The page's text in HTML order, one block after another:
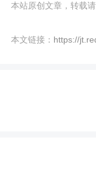
本站原创文章，转载请
本文链接： https://